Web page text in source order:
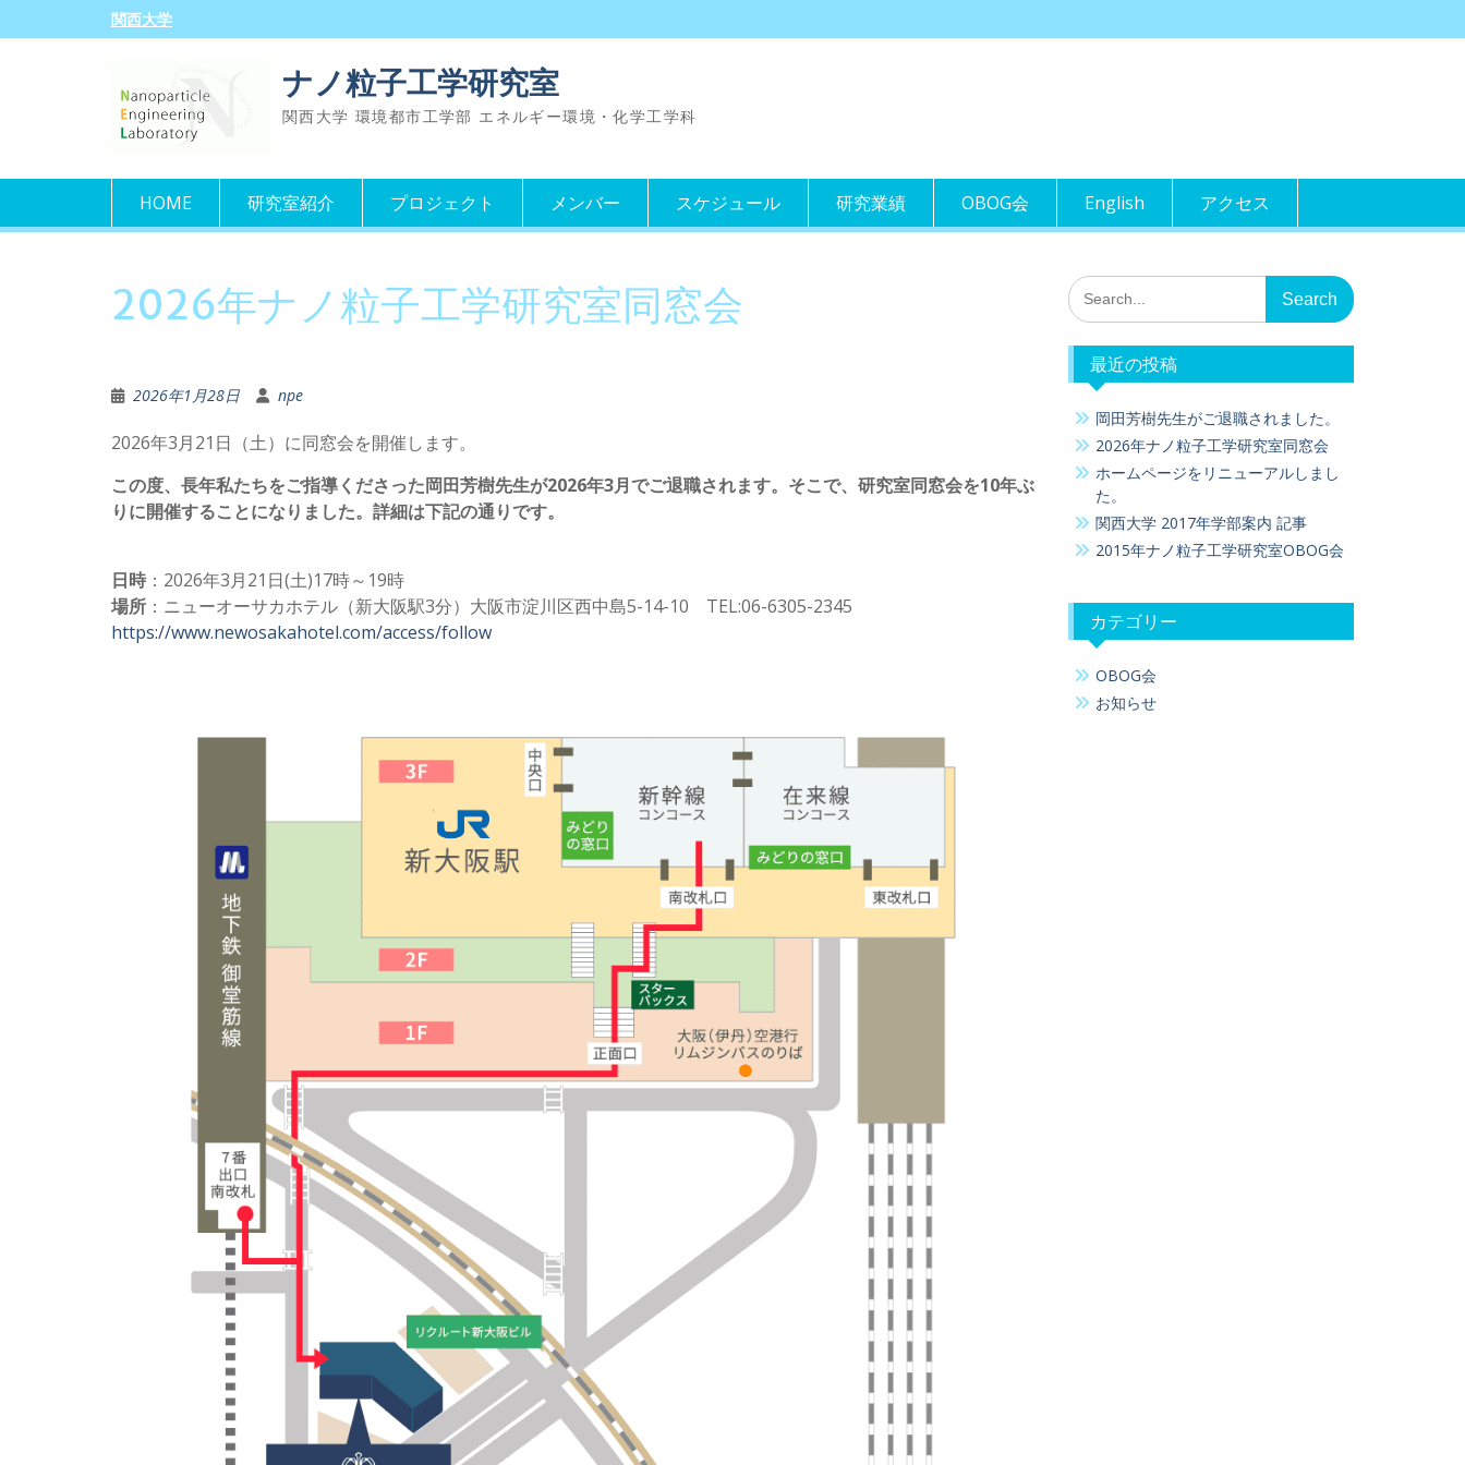
to
関西大学
ナノ粒子工学研究室
関西大学 環境都市工学部 エネルギー環境・化学工学科
HOME 研究室紹介 プロジェクト メンバー スケジュール 研究業績 OBOG会 English アクセス
2026年ナノ粒子工学研究室同窓会
2026年1月28日 npe
2026年3月21日（土）に同窓会を開催します。
この度、長年私たちをご指導くださった岡田芳樹先生が2026年3月でご退職されます。そこで、研究室同窓会を10年ぶ
りに開催することになりました。詳細は下記の通りです。
日時：2026年3月21日(土)17時～19時
場所 ：ニューオーサカホテル（新大阪駅3分）大阪市淀川区西中島5-14-10 TEL:06-6305-2345
https://www.newosakahotel.com/access/follow
Search
for:
最近の投稿
岡田芳樹先生がご退職されました。
2026年ナノ粒子工学研究室同窓会
ホームページをリニューアルしまし
た。
関西大学 2017年学部案内 記事
2015年ナノ粒子工学研究室OBOG会
カテゴリー
OBOG会
お知らせ